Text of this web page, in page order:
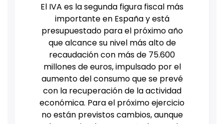
El IVA es la segunda figura fiscal más
importante en España y está
presupuestado para el próximo año
que alcance su nivel más alto de
recaudación con más de 75.600
millones de euros, impulsado por el
aumento del consumo que se prevé
con la recuperación de la actividad
económica. Para el próximo ejercicio
no están previstos cambios, aunque